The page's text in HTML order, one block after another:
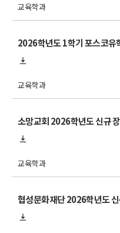
교육학과
2026학년도 1학기 포스코유
교육학과
소망교회 2026학년도 신규
교육학과
협성문화재단 2026학년도